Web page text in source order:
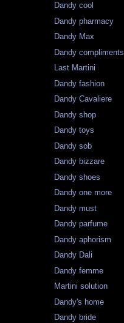
Dandy cool
Dandy pharmacy
Dandy Max
Dandy compliments
Last Martini
Dandy fashion
Dandy Cavaliere
Dandy shop
Dandy toys
Dandy sob
Dandy bizzare
Dandy shoes
Dandy one more
Dandy must
Dandy parfume
Dandy aphorism
Dandy Dali
Dandy femme
Martini solution
Dandy's home
Dandy bride